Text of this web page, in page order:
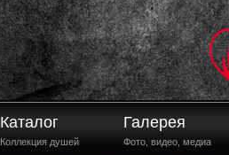
Каталог
Коллекция душей
Галерея
Фото, видео, медиа